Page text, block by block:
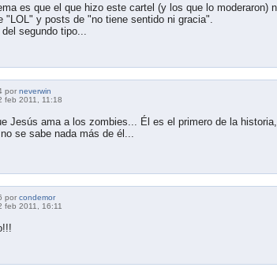
es que el que hizo este cartel (y los que lo
"LOL" y posts de "no tiene sentido ni gracia".
segundo tipo...
por neverwin
feb 2011, 11:18
Jesús ama a los zombies... Él es el primero de la
se sabe nada más de él...
por condemor
feb 2011, 16:11